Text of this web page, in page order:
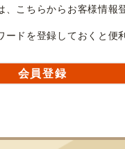
、こちらからお客様情報
ードを登録しておくと便